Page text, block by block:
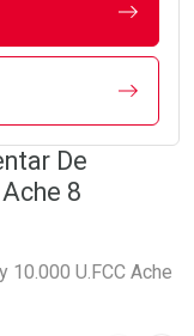
De
8
U.FCC Ache